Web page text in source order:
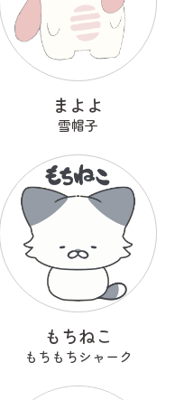
まよよ
雪帽子
もちねこ
もちもちシャーク